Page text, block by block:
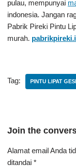
pulau, mempunyai
indonesia. Jangan
Pabrik Pireki Pintu
murah.
Tag: PINTU LIPAT
Join the
Alamat email Anda
ditandai *